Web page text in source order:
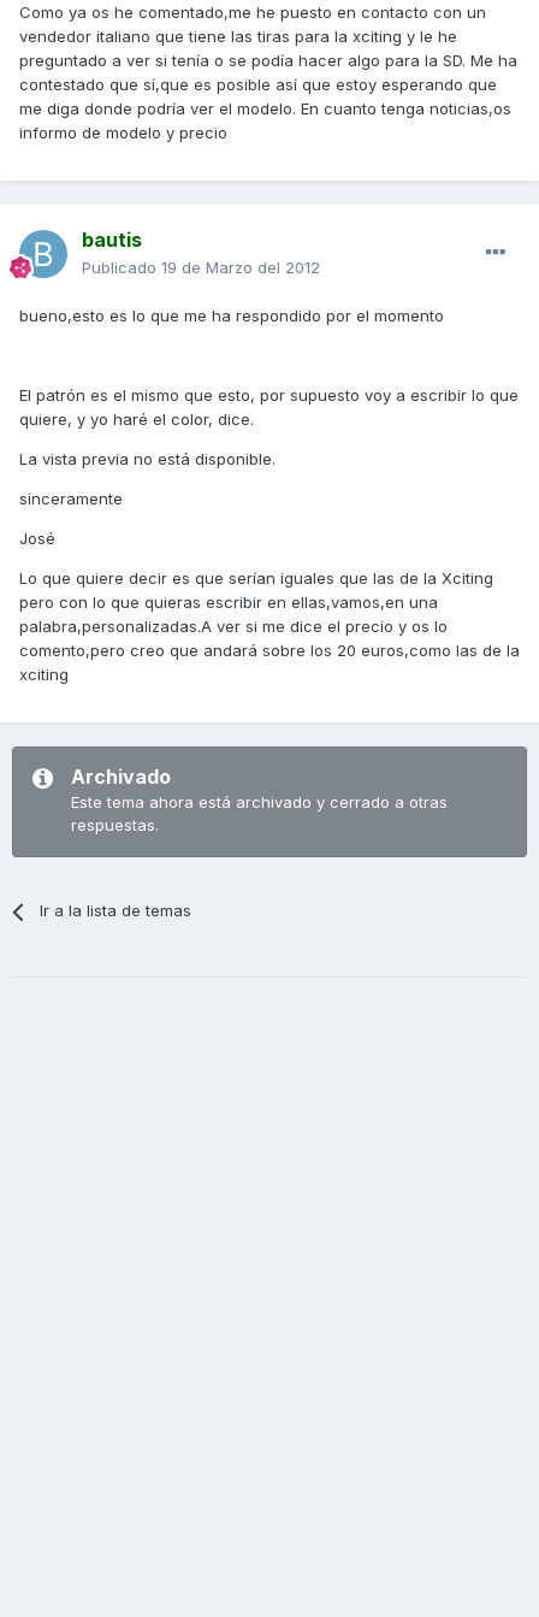
Como ya os he comentado,me he puesto en contacto con un
vendedor italiano que tiene las tiras para la xciting y le he
preguntado a ver si tenía o se podía hacer algo para la SD. Me ha
contestado que sí,que es posible así que estoy esperando que
me diga donde podría ver el modelo. En cuanto tenga noticias,os
informo de modelo y precio
bautis
Publicado 19 de Marzo del 2012
bueno,esto es lo que me ha respondido por el momento
El patrón es el mismo que esto, por supuesto voy a escribir lo que
quiere, y yo haré el color, dice.
La vista previa no está disponible.
sinceramente
José
Lo que quiere decir es que serían iguales que las de la Xciting
pero con lo que quieras escribir en ellas,vamos,en una
palabra,personalizadas.A ver si me dice el precio y os lo
comento,pero creo que andará sobre los 20 euros,como las de la
xciting
Archivado
Este tema ahora está archivado y cerrado a otras
respuestas.
Ir a la lista de temas